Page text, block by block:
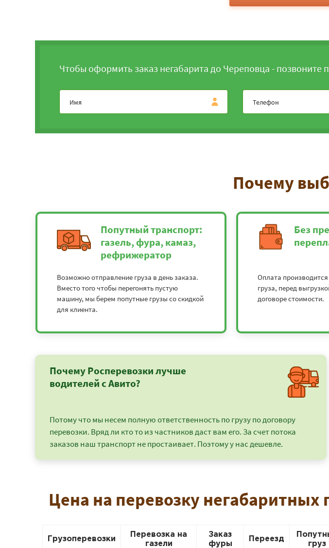
Чтобы оформить заказ негабарита до Череповца - позвоните
Почему
Попутный транспорт:
газель, фура, камаз,
рефрижератор
Возможно отправление груза в день заказа.
Вместо того чтобы перегонять пустую
машину, мы берем попутные грузы со скидкой
для клиента.
Без
Оплата
груза, перед
договоре стоимости.
Почему Росперевозки лучше
водителей с Авито?
Потому что мы несем полную ответственность по грузу по договору
перевозки. Вряд ли кто то из частников даст вам его. За счет потока
заказов наш транспорт не простаивает. Поэтому у нас дешевле.
Цена на перевозку негабаритных
Грузоперевозки
Перевозка на
газели
Заказ
фуры
Переезд
груз